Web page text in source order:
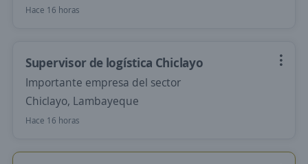
Hace 16 horas
Supervisor de logística Chiclayo
Importante empresa del sector
Chiclayo, Lambayeque
Hace 16 horas